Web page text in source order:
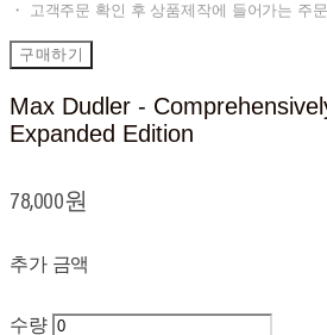
・ 고객주문 확인 후 상품제작에 들어가는 주
구매하기
Max Dudler -
Expanded Edition
78,000원
추가 금액
수량